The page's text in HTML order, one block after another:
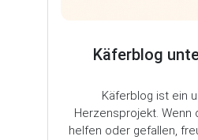
Käferblog
Käferblog ist ein
Herzensprojekt. Wenn
helfen oder gefallen,